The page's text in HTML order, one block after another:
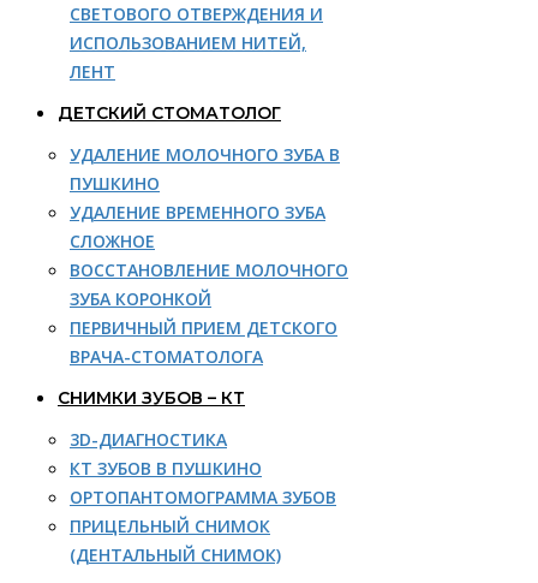
СВЕТОВОГО ОТВЕРЖДЕНИЯ И
ИСПОЛЬЗОВАНИЕМ НИТЕЙ,
ЛЕНТ
ДЕТСКИЙ СТОМАТОЛОГ
УДАЛЕНИЕ МОЛОЧНОГО ЗУБА В
ПУШКИНО
УДАЛЕНИЕ ВРЕМЕННОГО ЗУБА
СЛОЖНОЕ
ВОССТАНОВЛЕНИЕ МОЛОЧНОГО
ЗУБА КОРОНКОЙ
ПЕРВИЧНЫЙ ПРИЕМ ДЕТСКОГО
ВРАЧА-СТОМАТОЛОГА
СНИМКИ ЗУБОВ – КТ
3D-ДИАГНОСТИКА
КТ ЗУБОВ В ПУШКИНО
ОРТОПАНТОМОГРАММА ЗУБОВ
ПРИЦЕЛЬНЫЙ СНИМОК
(ДЕНТАЛЬНЫЙ СНИМОК)